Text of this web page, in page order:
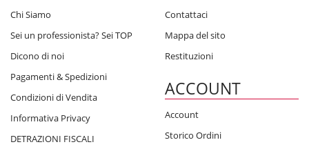
Chi Siamo
Sei un professionista? Sei TOP
Dicono di noi
Pagamenti & Spedizioni
Condizioni di Vendita
Informativa Privacy
DETRAZIONI FISCALI
Contattaci
Mappa del sito
Restituzioni
ACCOUNT
Account
Storico Ordini